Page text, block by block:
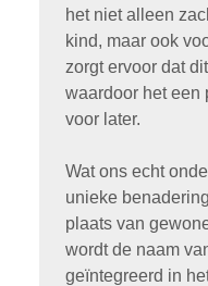
het niet alleen
kind, maar ook
zorgt ervoor dat
waardoor het een
voor later.
Wat ons echt
unieke
plaats van
wordt de naam
geïntegreerd in